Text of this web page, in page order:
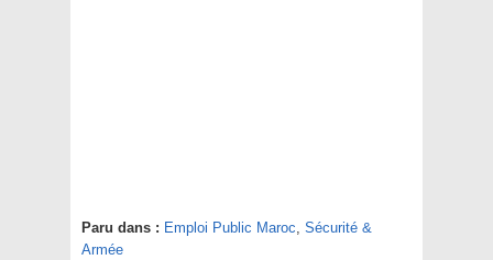
Paru dans : Emploi Public Maroc, Sécurité &
Armée